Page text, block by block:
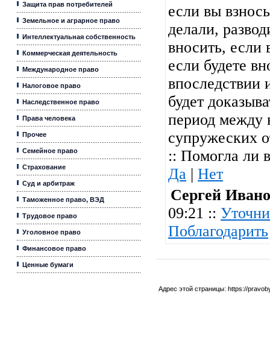
Защита прав потребителей
Земельное и аграрное право
Интеллектуальная собственность
Коммерческая деятельность
Международное право
Налоговое право
Наследственное право
Права человека
Прочее
Семейное право
Страхование
Суд и арбитраж
Таможенное право, ВЭД
Трудовое право
Уголовное право
Финансовое право
Ценные бумаги
если вы
делали,
вносить, если
если будете
впоследствии
будет
период между
супружеских
:: Помогла ли
Да | Нет
Сергей
09:21 ::
Поблагодарить
Адрес этой страницы: https://